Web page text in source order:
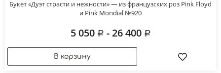
Букет «Дуэт страсти и нежности» — из французских роз Pink Floyd
и Pink Mondial №920
5 050 - 26 400